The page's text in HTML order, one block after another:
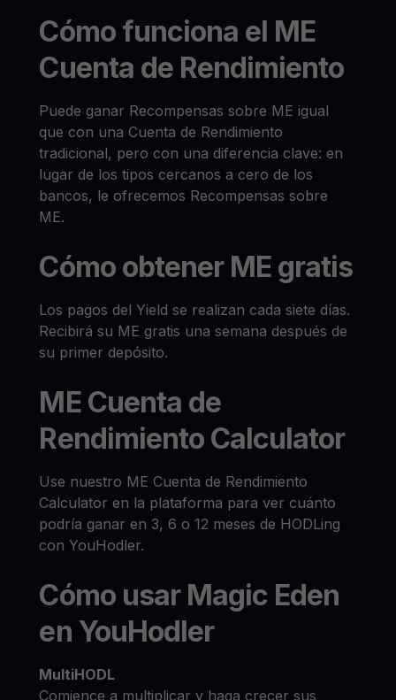
Cómo funciona el ME
Cuenta de Rendimiento
Puede ganar Recompensas sobre ME igual
que con una Cuenta de Rendimiento
tradicional, pero con una diferencia clave: en
lugar de los tipos cercanos a cero de los
bancos, le ofrecemos Recompensas sobre
ME.
Cómo obtener ME gratis
Los pagos del Yield se realizan cada siete días.
Recibirá su ME gratis una semana después de
su primer depósito.
ME Cuenta de
Rendimiento Calculator
Use nuestro ME Cuenta de Rendimiento
Calculator en la plataforma para ver cuánto
podría ganar en 3, 6 o 12 meses de HODLing
con YouHodler.
Cómo usar Magic Eden
en YouHodler
MultiHODL
Comience a multiplicar y haga crecer sus